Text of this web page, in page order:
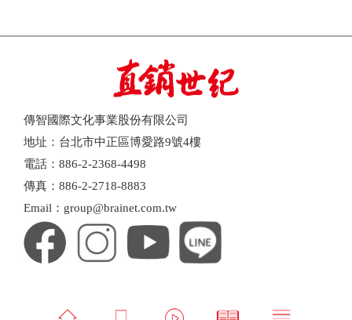
傳智國際文化事業股份有限公司
地址：台北市中正區博愛路9號4樓
電話：886-2-2368-4498
傳真：886-2-2718-8883
Email：group@brainet.com.tw